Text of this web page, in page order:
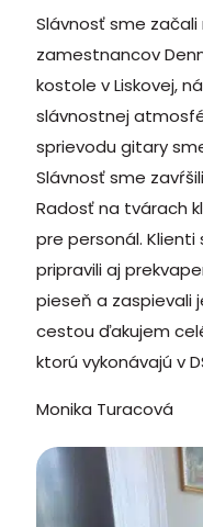
Slávnosť sme
zamestnancov
kostole v Liskovej,
slávnostnej
sprievodu gitary
Slávnosť sme
Radosť na tvárach
pre personál.
pripravili aj
pieseň a zaspievali
cestou ďakujem
ktorú vykonávajú v
Monika Turacová